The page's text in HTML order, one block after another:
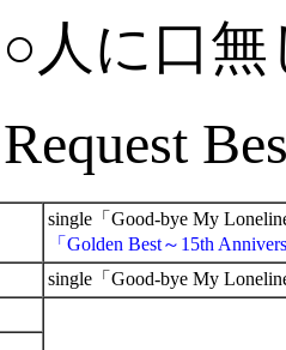
○人に口
single「Good-bye My
「Golden Best～15th
single「Good-bye My